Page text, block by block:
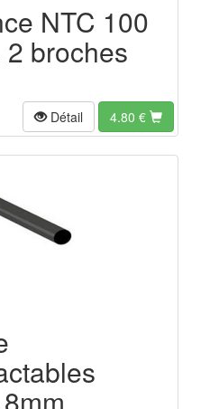
NTC 100
broches
Détail 4.80 €